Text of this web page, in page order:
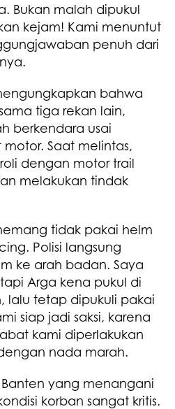
Bukan malah dipukul
kejam! Kami menuntut
penuh dari
bahwa
tiga rekan lain,
berkendara usai
Saat melintas,
dengan motor trail
melakukan tindak
tidak pakai helm
Polisi langsung
ke arah badan. Saya
Arga kena pukul di
lalu tetap dipukuli pakai
siap jadi saksi, karena
kami diperlakukan
nada marah.
Banten yang menangani
korban sangat kritis.